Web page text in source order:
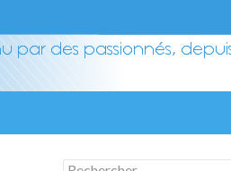
Rechercher :